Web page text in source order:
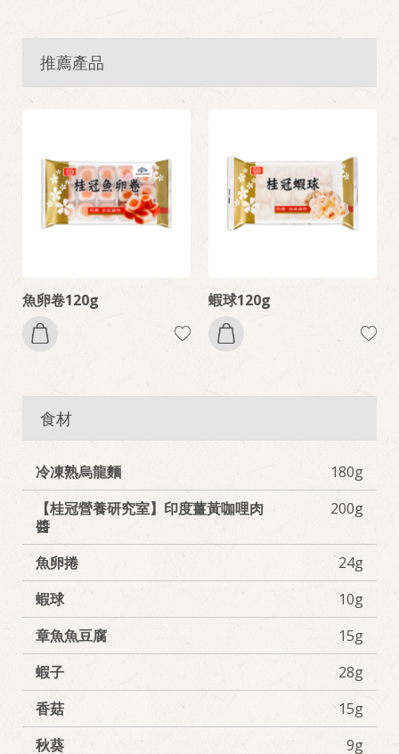
推薦產品
魚卵卷120g 蝦球120g
食材
冷凍熟烏龍麵
180g
【桂冠營養研究室】印度薑黃咖哩肉
醬
200g
魚卵捲
24g
蝦球
10g
章魚魚豆腐
15g
蝦子
28g
香菇
15g
秋葵
9g